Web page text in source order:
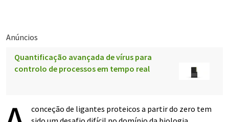
Anúncios
Quantificação avançada de vírus para
controlo de processos em tempo real
conceção de ligantes proteicos a partir do zero tem